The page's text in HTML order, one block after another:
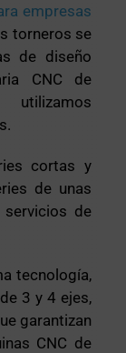
empresas
torneros se
de diseño
CNC de
cortas y
de unas
servicios de
tecnología,
3 y 4 ejes,
garantizan
CNC de